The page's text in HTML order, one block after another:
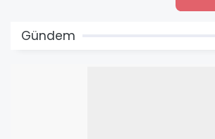
Gündem